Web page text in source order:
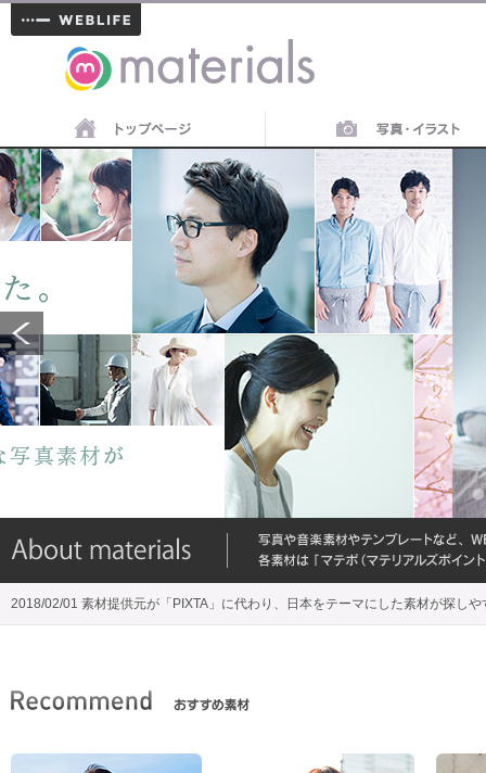
materials
2018/02/01 素材提供元が「PIXTA」に代わり、日本をテーマにした素材が探しや